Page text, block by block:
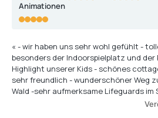
Animationen
« - wir haben uns sehr wohl gefühlt - tolle Angebote für Kinder -
besonders der Indoorspielplatz und der
Highlight unserer Kids - schönes cottage - alle Mitarbeiter waren
sehr freundlich - wunderschöner Weg zum Strand durch den